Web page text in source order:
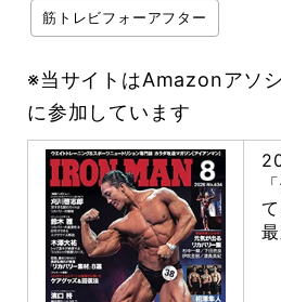
筋トレビフォーアフター
※当サイトはAmazonアソ
に参加しています